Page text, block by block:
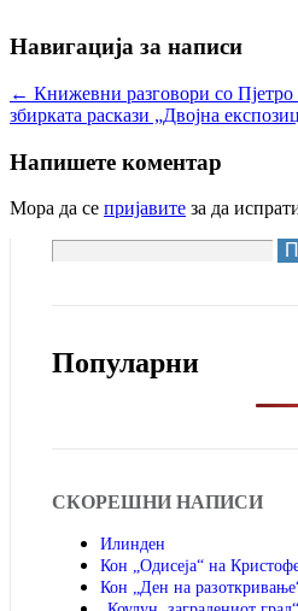
Навигација за написи
← Книжевни разговори со Пјетро
збирката раскази „Двојна
Напишете коментар
Мора да се пријавите за да
Пребарувај
Популарни
СКОРЕШНИ НАПИСИ
Илинден
Кон „Одисеја“ на
Кон „Ден на